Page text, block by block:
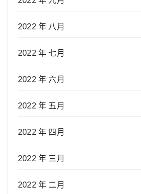
2022 年 八月
2022 年 七月
2022 年 六月
2022 年 五月
2022 年 四月
2022 年 三月
2022 年 二月